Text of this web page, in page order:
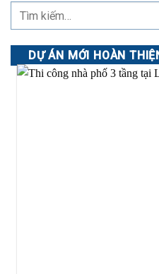
DỰ ÁN MỚI HOÀN